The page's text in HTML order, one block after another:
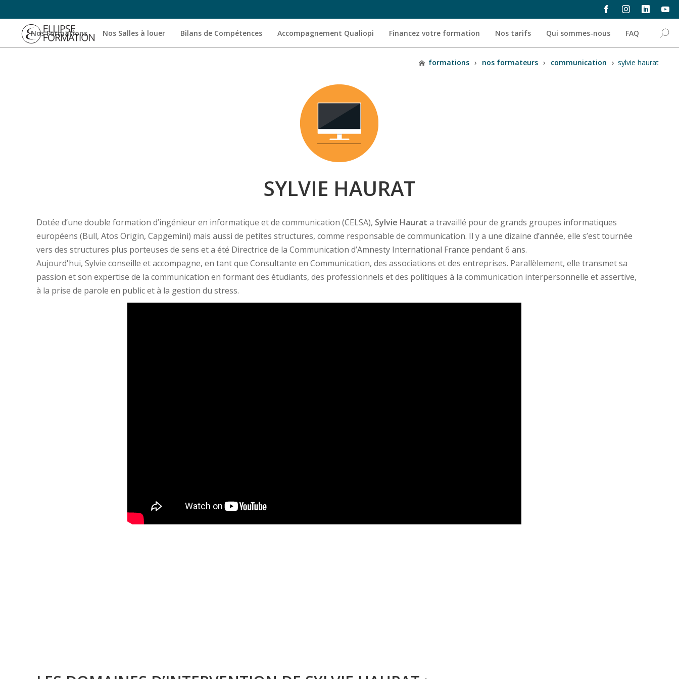
Nos Formations Nos Salles à louer Bilans de Compétences Accompagnement Qualiopi Financez votre formation Nos tarifs Qui sommes-nous FAQ
formations › nos formateurs › communication › sylvie haurat
SYLVIE HAURAT
Dotée d’une double formation d’ingénieur en informatique et de communication (CELSA), Sylvie Haurat a travaillé pour de grands groupes informatiques
européens (Bull, Atos Origin, Capgemini) mais aussi de petites structures, comme responsable de communication. Il y a une dizaine d’année, elle s’est tournée
vers des structures plus porteuses de sens et a été Directrice de la Communication d’Amnesty International France pendant 6 ans.
Aujourd'hui, Sylvie conseille et accompagne, en tant que Consultante en Communication, des associations et des entreprises. Parallèlement, elle transmet sa
passion et son expertise de la communication en formant des étudiants, des professionnels et des politiques à la communication interpersonnelle et assertive,
à la prise de parole en public et à la gestion du stress.